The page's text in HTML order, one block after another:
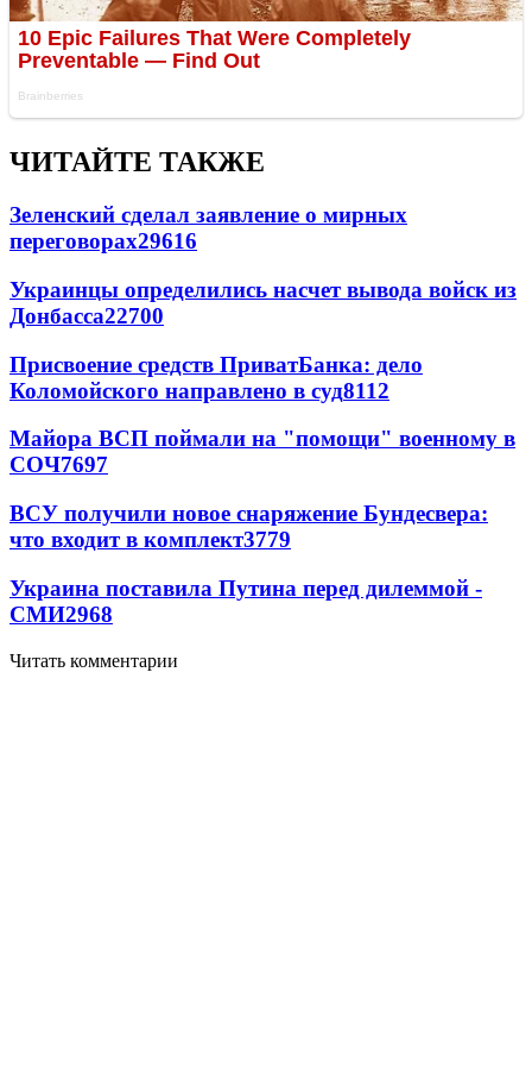
ЧИТАЙТЕ ТАКЖЕ
Зеленский сделал заявление о мирных
переговорах29616
Украинцы определились насчет вывода войск из
Донбасса22700
Присвоение средств ПриватБанка: дело
Коломойского направлено в суд8112
Майора ВСП поймали на "помощи" военному в
СОЧ7697
ВСУ получили новое снаряжение Бундесвера:
что входит в комплект3779
Украина поставила Путина перед дилеммой -
СМИ2968
Читать комментарии